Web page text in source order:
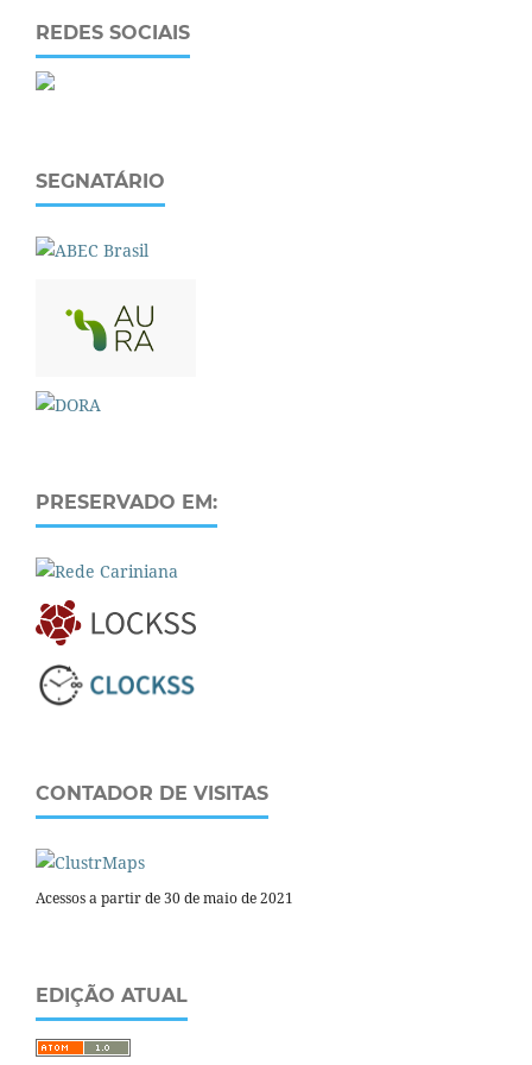
REDES SOCIAIS
SEGNATÁRIO
PRESERVADO EM:
CONTADOR DE VISITAS
Acessos a partir de 30 de maio de 2021
EDIÇÃO ATUAL